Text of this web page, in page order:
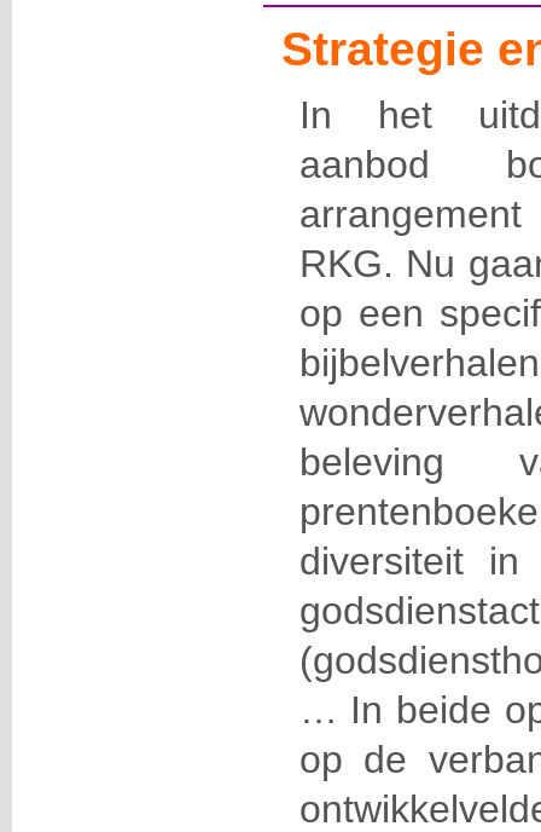
Strategie
In het
aanbod
RKG. Nu
op een
beleving
diversiteit in
… In beide
op de